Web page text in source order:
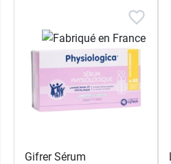
Gifrer Sérum